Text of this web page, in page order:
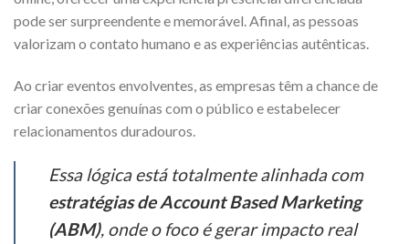
pode ser surpreendente e memorável. Afinal, as pessoas
valorizam o contato humano e as experiências autênticas.
Ao criar eventos envolventes, as empresas têm a chance de
criar conexões genuínas com o público e estabelecer
relacionamentos duradouros.
Essa lógica está totalmente alinhada com
estratégias de Account Based Marketing
(ABM), onde o foco é gerar impacto real